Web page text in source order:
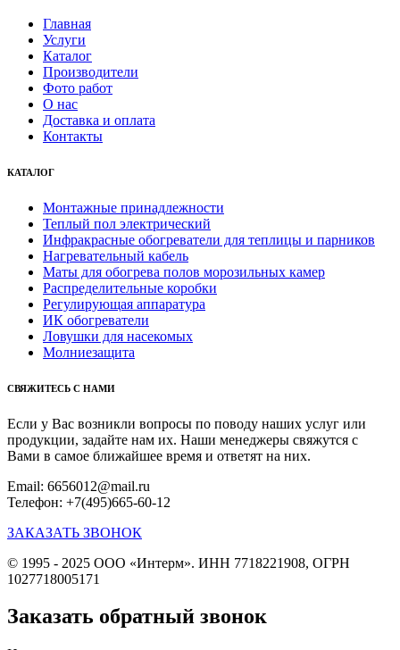
Главная
Услуги
Каталог
Производители
Фото работ
О нас
Доставка и оплата
Контакты
КАТАЛОГ
Монтажные принадлежности
Теплый пол электрический
Инфракрасные обогреватели для теплицы и парников
Нагревательный кабель
Маты для обогрева полов морозильных камер
Распределительные коробки
Регулирующая аппаратура
ИК обогреватели
Ловушки для насекомых
Молниезащита
СВЯЖИТЕСЬ С НАМИ
Если у Вас возникли вопросы по поводу наших услуг или
продукции, задайте нам их. Наши менеджеры свяжутся с
Вами в самое ближайшее время и ответят на них.
Email: 6656012@mail.ru
Телефон: +7(495)665-60-12
ЗАКАЗАТЬ ЗВОНОК
© 1995 - 2025 ООО «Интерм». ИНН 7718221908, ОГРН
1027718005171
Заказать обратный звонок